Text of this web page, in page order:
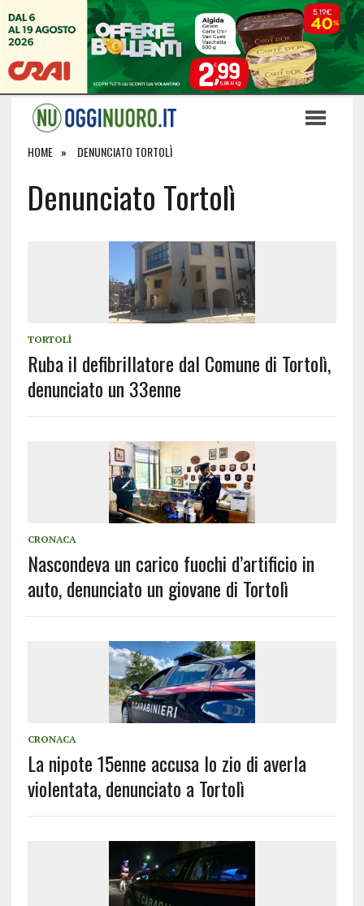
HOME DENUNCIATO TORTOLÌ
Denunciato Tortolì
TORTOLÌ
Ruba il defibrillatore dal Comune di Tortolì,
denunciato un 33enne
CRONACA
Nascondeva un carico fuochi d’artificio in
auto, denunciato un giovane di Tortolì
CRONACA
La nipote 15enne accusa lo zio di averla
violentata, denunciato a Tortolì